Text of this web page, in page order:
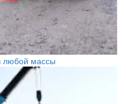
любой массы